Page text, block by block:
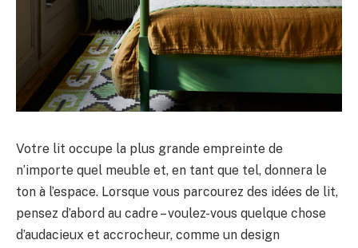
Votre lit occupe la plus grande empreinte de
n’importe quel meuble et, en tant que tel, donnera le
ton à l’espace. Lorsque vous parcourez des idées de lit,
pensez d’abord au cadre – voulez-vous quelque chose
d’audacieux et accrocheur, comme un design